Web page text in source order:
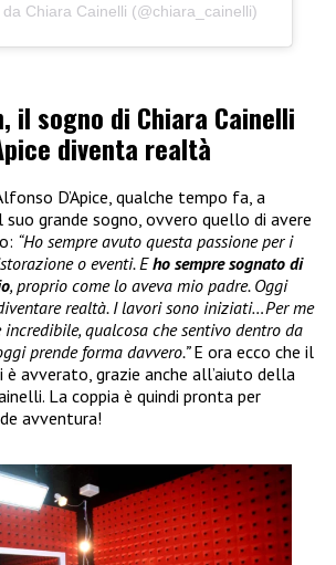
Chiara Cainelli (@chiara_cainelli)
il sogno di Chiara Cainelli
diventa realtà
D’Apice, qualche tempo fa, a
grande sogno, ovvero quello di avere
“Ho sempre avuto questa passione per i
o eventi. Eho sempre sognato di
, proprio come lo aveva mio padre. Oggi
realtà. I lavori sono iniziati…Per me
qualcosa che sentivo dentro da
prende forma davvero.”E ora ecco che il
è avverato, grazie anche all’aiuto della
La coppia è quindi pronta per
avventura!